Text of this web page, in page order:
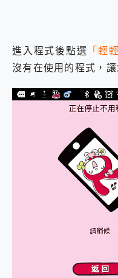
進入程式後點選 「輕
沒有在使用的程式，